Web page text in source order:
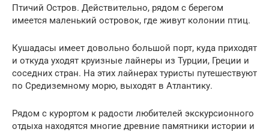
Птичий Остров. Действительно, рядом с берегом
имеется маленький островок, где живут колонии птиц.
Кушадасы имеет довольно большой порт, куда приходят
и откуда уходят круизные лайнеры из Турции, Греции и
соседних стран. На этих лайнерах туристы путешествуют
по Средиземному морю, выходят в Атлантику.
Рядом с курортом к радости любителей экскурсионного
отдыха находятся многие древние памятники истории и